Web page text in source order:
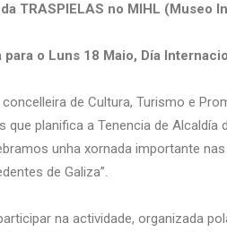
TRASPIELAS no MIHL (Museo
o Luns 18 Maio, Día
de Cultura, Turismo e
planifica a Tenencia de
unha xornada importante
de Galiza”.
na actividade, organizada